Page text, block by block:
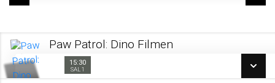
Paw Patrol: Dino Filmen
15:30
SAL 1
Sal 1